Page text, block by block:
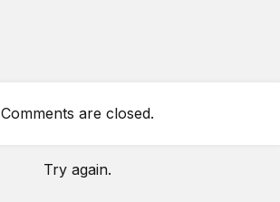
Comments are closed.
Try again.